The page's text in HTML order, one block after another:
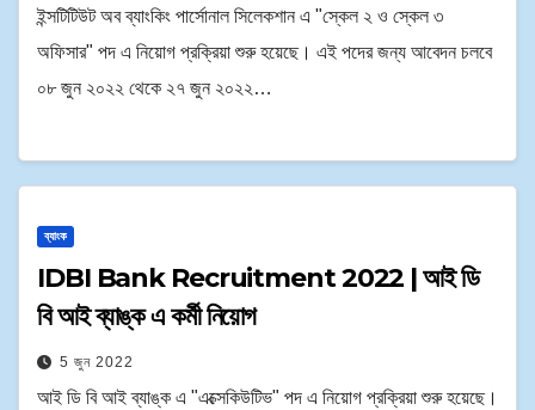
ইন্সটিটিউট অব ব্যাংকিং পার্সোনাল সিলেকশান এ "স্কেল ২ ও স্কেল ৩
অফিসার" পদ এ নিয়োগ প্রক্রিয়া শুরু হয়েছে। এই পদের জন্য আবেদন চলবে
০৮ জুন ২০২২ থেকে ২৭ জুন ২০২২…
ব্যাংক
IDBI Bank Recruitment 2022 | আই ডি
বি আই ব্যাঙ্ক এ কর্মী নিয়োগ
5 জুন 2022
আই ডি বি আই ব্যাঙ্ক এ "এক্সেকিউটিভ" পদ এ নিয়োগ প্রক্রিয়া শুরু হয়েছে।